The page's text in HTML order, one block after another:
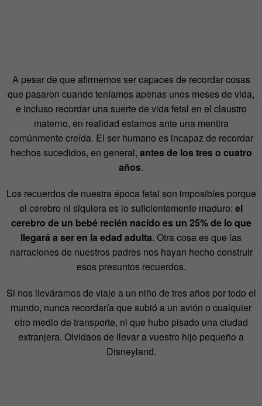
A pesar de que afirmemos ser capaces de recordar cosas
que pasaron cuando teníamos apenas unos meses de vida,
e incluso recordar una suerte de vida fetal en el claustro
materno, en realidad estamos ante una mentira
comúnmente creída. El ser humano es incapaz de recordar
hechos sucedidos, en general, antes de los tres o cuatro
años.
Los recuerdos de nuestra época fetal son imposibles porque
el cerebro ni siquiera es lo suficientemente maduro: el
cerebro de un bebé recién nacido es un 25% de lo que
llegará a ser en la edad adulta. Otra cosa es que las
narraciones de nuestros padres nos hayan hecho construir
esos presuntos recuerdos.
Si nos lleváramos de viaje a un niño de tres años por todo el
mundo, nunca recordaría que subió a un avión o cualquier
otro medio de transporte, ni que hubo pisado una ciudad
extranjera. Olvidaos de llevar a vuestro hijo pequeño a
Disneyland.